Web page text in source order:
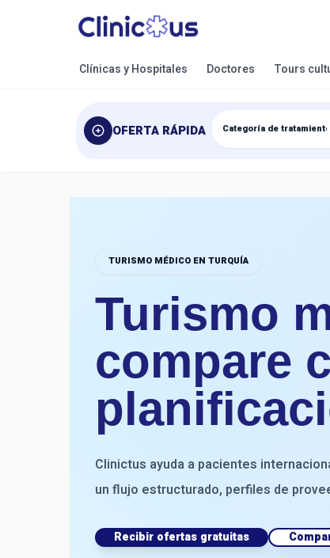
Clínicas y Hospitales Doctores Tours
OFERTA RÁPIDA
TURISMO MÉDICO EN TURQUÍA
Turismo
compare
Clinictus ayuda a pacientes
un flujo estructurado, perfiles de
Recibir ofertas gratuitas